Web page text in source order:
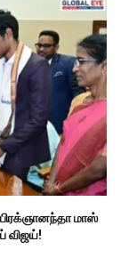
மாஸ்
விஜய்!